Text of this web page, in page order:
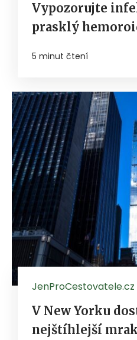
Vypozorujte
prasklý
5 minut čtení
JenProCestovatele.cz
V New Yorku
nejštíhlejší